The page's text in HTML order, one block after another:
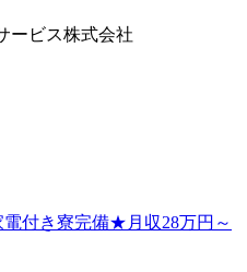
ービス株式会社
電付き寮完備★月収28万円～